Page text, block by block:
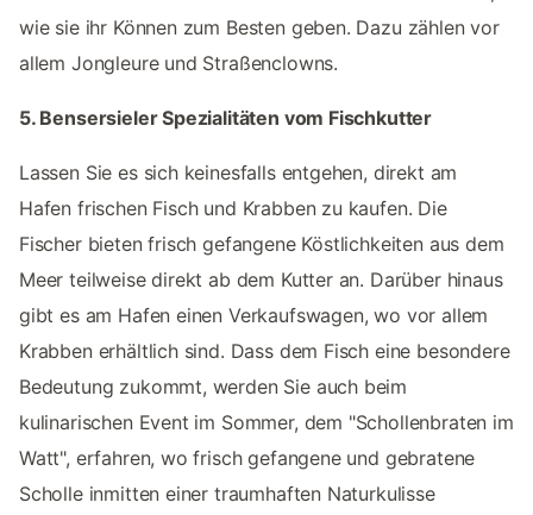
wie sie ihr Können zum Besten geben. Dazu zählen vor
allem Jongleure und Straßenclowns.
5. Bensersieler Spezialitäten vom Fischkutter
Lassen Sie es sich keinesfalls entgehen, direkt am
Hafen frischen Fisch und Krabben zu kaufen. Die
Fischer bieten frisch gefangene Köstlichkeiten aus dem
Meer teilweise direkt ab dem Kutter an. Darüber hinaus
gibt es am Hafen einen Verkaufswagen, wo vor allem
Krabben erhältlich sind. Dass dem Fisch eine besondere
Bedeutung zukommt, werden Sie auch beim
kulinarischen Event im Sommer, dem "Schollenbraten im
Watt", erfahren, wo frisch gefangene und gebratene
Scholle inmitten einer traumhaften Naturkulisse